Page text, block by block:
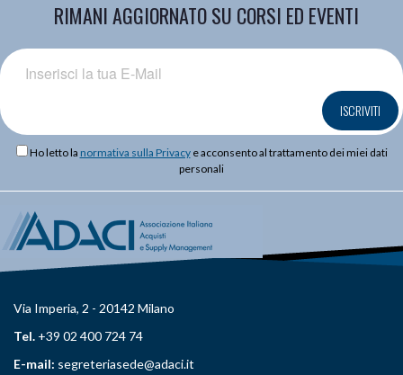
RIMANI AGGIORNATO SU CORSI ED EVENTI
ISCRIVITI
Ho letto la normativa sulla Privacye acconsento al trattamento dei miei dati
personali
Via Imperia, 2 - 20142 Milano
Tel. +39 02 400 724 74
E-mail: segreteriasede@adaci.it